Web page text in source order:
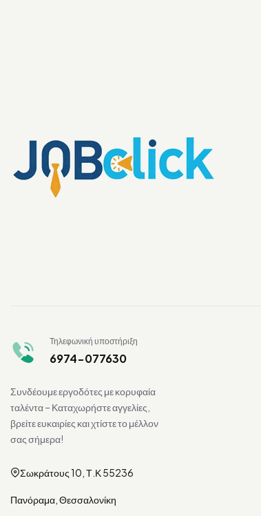
Τηλεφωνική υποστήριξη
6974-077630
Συνδέουμε εργοδότες με κορυφαία
ταλέντα – Καταχωρήστε αγγελίες,
βρείτε ευκαιρίες και χτίστε το μέλλον
σας σήμερα!
Σωκράτους 10, Τ.Κ 55236
Πανόραμα, Θεσσαλονίκη